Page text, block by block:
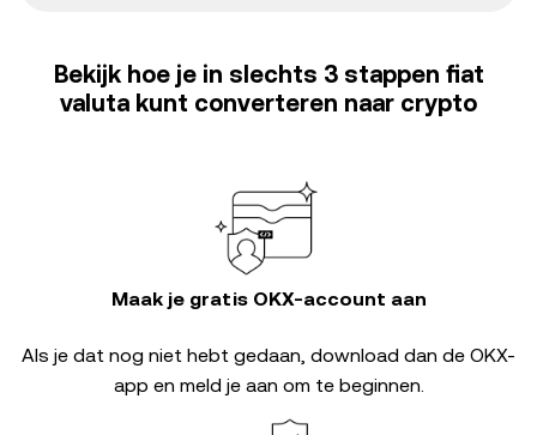
Bekijk hoe je in slechts 3 stappen fiat
valuta kunt converteren naar crypto
Maak je gratis OKX-account aan
Als je dat nog niet hebt gedaan, download dan de OKX-
app en meld je aan om te beginnen.